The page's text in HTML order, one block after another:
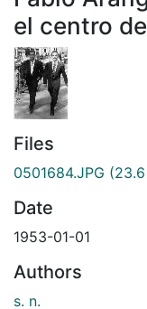
el centro
Files
0501684.JPG (23.6
Date
1953-01-01
Authors
s. n.